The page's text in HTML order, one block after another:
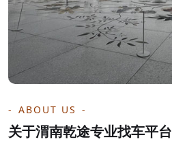
ABOUT US
关于渭南乾途专业找车平台